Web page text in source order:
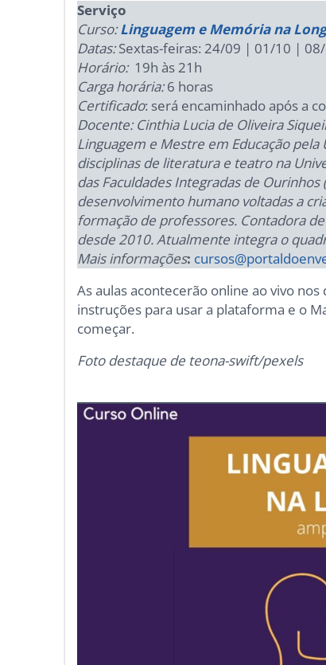
Serviço
Curso: Linguagem e Memória na
Datas: Sextas-feiras: 24/09 | 01/10 |
Horário: 19h às 21h
Carga horária:6 horas
Certificado: será encaminhado após a
Docente: Cinthia Lucia de Oliveira
Linguagem e Mestre em Educação pela
disciplinas de literatura e teatro na
das Faculdades Integradas de
desenvolvimento humano voltadas a
formação de professores. Contadora
desde 2010. Atualmente integra o
Mais informações:
As aulas acontecerão online ao vivo
instruções para usar a plataforma e o
começar.
Foto destaque de teona-swift/pexels